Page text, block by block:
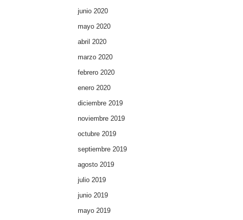
junio 2020
mayo 2020
abril 2020
marzo 2020
febrero 2020
enero 2020
diciembre 2019
noviembre 2019
octubre 2019
septiembre 2019
agosto 2019
julio 2019
junio 2019
mayo 2019